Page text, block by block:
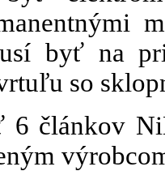
byť na
so
6 článkov